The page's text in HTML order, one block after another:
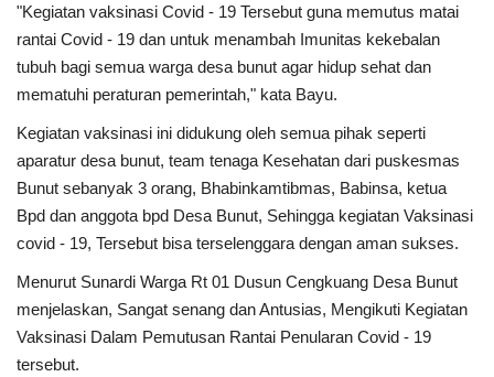
"Kegiatan vaksinasi Covid - 19 Tersebut guna memutus matai
rantai Covid - 19 dan untuk menambah Imunitas kekebalan
tubuh bagi semua warga desa bunut agar hidup sehat dan
mematuhi peraturan pemerintah," kata Bayu.
Kegiatan vaksinasi ini didukung oleh semua pihak seperti
aparatur desa bunut, team tenaga Kesehatan dari puskesmas
Bunut sebanyak 3 orang, Bhabinkamtibmas, Babinsa, ketua
Bpd dan anggota bpd Desa Bunut, Sehingga kegiatan Vaksinasi
covid - 19, Tersebut bisa terselenggara dengan aman sukses.
Menurut Sunardi Warga Rt 01 Dusun Cengkuang Desa Bunut
menjelaskan, Sangat senang dan Antusias, Mengikuti Kegiatan
Vaksinasi Dalam Pemutusan Rantai Penularan Covid - 19
tersebut.